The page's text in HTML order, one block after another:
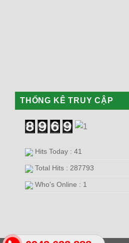
THỐNG KÊ TRUY CẬP
Hits Today : 41
Total Hits : 287793
Who's Online : 1